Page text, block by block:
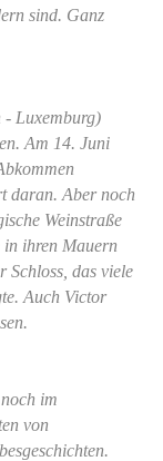
sind. Ganz
- Luxemburg)
Am 14. Juni
daran. Aber noch
Weinstraße
in ihren Mauern
Schloss, das viele
Auch Victor
im
von